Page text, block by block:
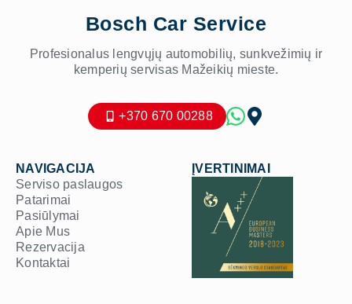
Bosch Car Service
Profesionalus lengvųjų automobilių, sunkvežimių ir
kemperių servisas Mažeikių mieste.
+370 670 00288
NAVIGACIJA
Serviso paslaugos
Patarimai
Pasiūlymai
Apie Mus
Rezervacija
Kontaktai
ĮVERTINIMAI